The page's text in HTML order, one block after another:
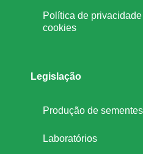
Política de
cookies
Legislação
Produção de sementes
Laboratórios